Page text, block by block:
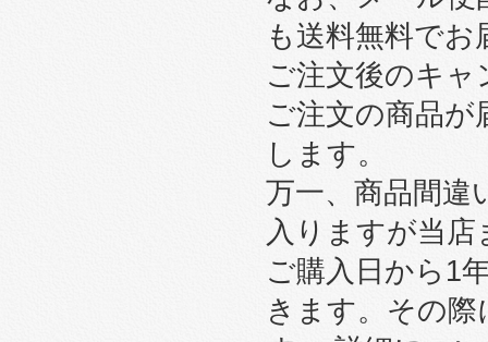
も送料無料で
ご注文後のキ
ご注文の商品
します。
万一、商品間違
入りますが当
ご購入日から1
きます。その